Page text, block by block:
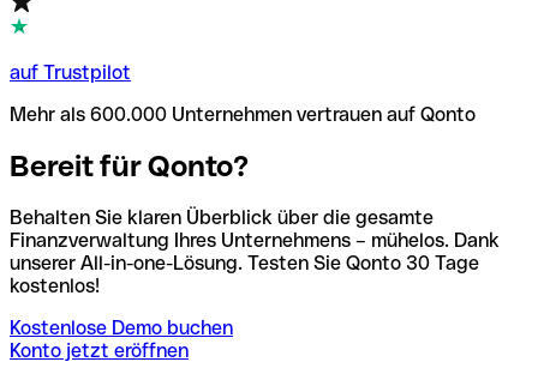
auf Trustpilot
Mehr als 600.000 Unternehmen vertrauen auf Qonto
Bereit für Qonto?
Behalten Sie klaren Überblick über die gesamte
Finanzverwaltung Ihres Unternehmens – mühelos. Dank
unserer All-in-one-Lösung. Testen Sie Qonto 30 Tage
kostenlos!
Kostenlose Demo buchen
Konto jetzt eröffnen